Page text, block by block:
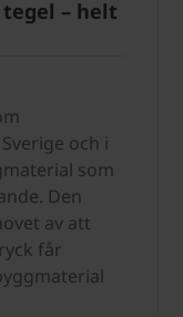
– helt
och i
som
Den
av att
får